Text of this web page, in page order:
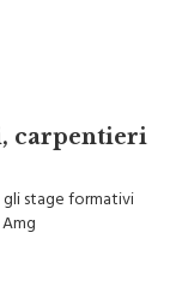
carpentieri
stage formativi